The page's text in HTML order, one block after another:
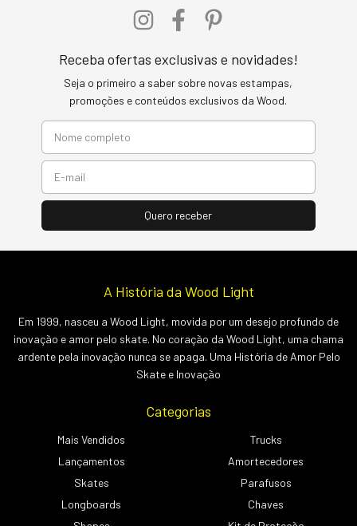
Receba ofertas exclusivas e novidades!
Seja o primeiro a saber sobre novas estampas,
promoções e conteúdos exclusivos da Wood.
A História da Wood Light
Em 1999, nasceu a Wood Light, movida por um desejo profundo de
inovação e amor pelo skate. No coração da Wood Light, uma chama
ardente pela inovação nunca se apaga. Uma História de Amor Pelo
Skate e Inovação
Categorias
Mais Vendidos
Lançamentos
Skates
Longboards
Trucks
Amortecedores
Parafusos
Chaves